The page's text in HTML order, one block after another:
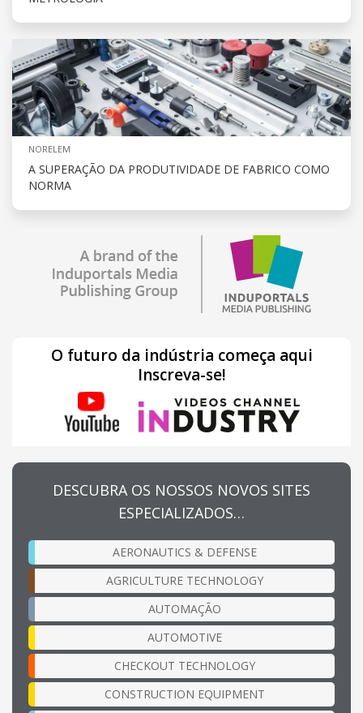
NORELEM
A SUPERAÇÃO DA PRODUTIVIDADE DE FABRICO COMO
NORMA
O futuro da indústria começa aqui
Inscreva-se!
DESCUBRA OS NOSSOS NOVOS SITES
ESPECIALIZADOS…
AERONAUTICS & DEFENSE
AGRICULTURE TECHNOLOGY
AUTOMAÇÃO
AUTOMOTIVE
CHECKOUT TECHNOLOGY
CONSTRUCTION EQUIPMENT